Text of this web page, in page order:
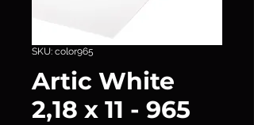
SKU: color965
Artic White
2,18 x 11 - 965